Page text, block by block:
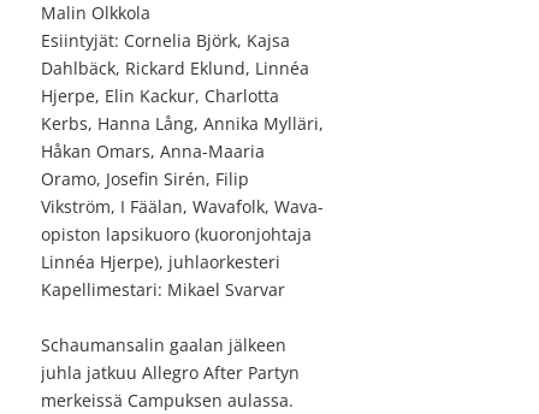
Malin Olkkola
Esiintyjät: Cornelia Björk, Kajsa
Dahlbäck, Rickard Eklund, Linnéa
Hjerpe, Elin Kackur, Charlotta
Kerbs, Hanna Lång, Annika Mylläri,
Håkan Omars, Anna-Maaria
Oramo, Josefin Sirén, Filip
Vikström, I Fäälan, Wavafolk, Wava-
opiston lapsikuoro (kuoronjohtaja
Linnéa Hjerpe), juhlaorkesteri
Kapellimestari: Mikael Svarvar
Schaumansalin gaalan jälkeen
juhla jatkuu Allegro After Partyn
merkeissä Campuksen aulassa.